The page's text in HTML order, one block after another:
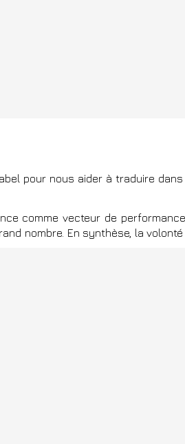
pour nous aider à traduire
comme vecteur de
nombre. En synthèse, la